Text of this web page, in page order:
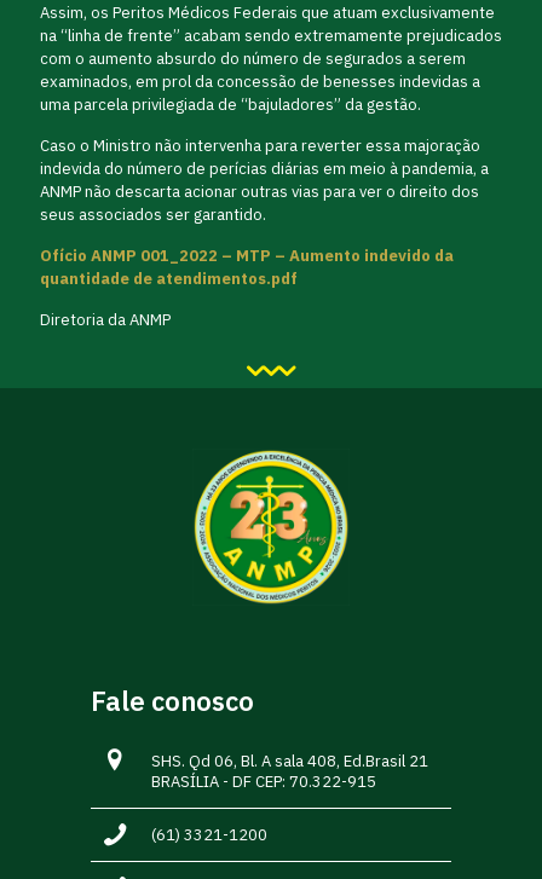
Assim, os Peritos Médicos Federais que atuam exclusivamente
na “linha de frente” acabam sendo extremamente prejudicados
com o aumento absurdo do número de segurados a serem
examinados, em prol da concessão de benesses indevidas a
uma parcela privilegiada de “bajuladores” da gestão.
Caso o Ministro não intervenha para reverter essa majoração
indevida do número de perícias diárias em meio à pandemia, a
ANMP não descarta acionar outras vias para ver o direito dos
seus associados ser garantido.
Ofício ANMP 001_2022 – MTP – Aumento indevido da
quantidade de atendimentos.pdf
Diretoria da ANMP
Fale conosco
SHS. Qd 06, Bl. A sala 408, Ed.Brasil 21
BRASÍLIA - DF CEP: 70.322-915
(61) 3321-1200